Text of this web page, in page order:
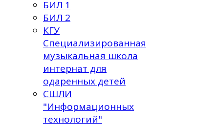
БИЛ 1
БИЛ 2
КГУ
Специализированная
музыкальная школа
интернат для
одаренных детей
СШЛИ
"Информационных
технологий"